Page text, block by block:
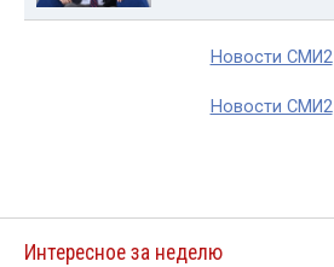
Новости СМИ2
Новости СМИ2
Интересное за неделю